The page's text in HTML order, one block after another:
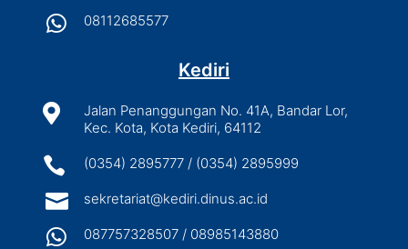
 08112685577
Kediri

Jalan Penanggungan No. 41A, Bandar Lor,
Kec. Kota, Kota Kediri, 64112
 (0354) 2895777 / (0354) 2895999
 sekretariat@kediri.dinus.ac.id
 087757328507 / 08985143880